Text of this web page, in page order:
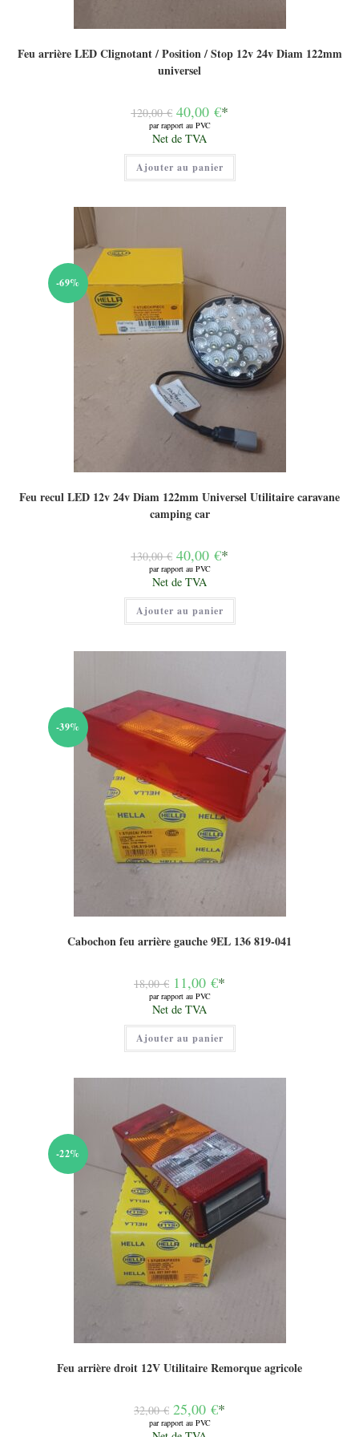
Feu arrière LED Clignotant / Position / Stop 12v 24v Diam 122mm
universel
120,00€ Le
prix
initial
était :
120,00 €.
40,00 €*
par rapport au PVC
Le
prix
actuel
est :
40,00 €.
Net de TVA
Ajouter au panier
-69%
Feu recul LED 12v 24v Diam 122mm Universel Utilitaire caravane
camping car
130,00€ Le
prix
initial
était :
130,00 €.
40,00 €*
par rapport au PVC
Le
prix
actuel
est :
40,00 €.
Net de TVA
Ajouter au panier
-39%
Cabochon feu arrière gauche 9EL 136 819-041
18,00€ Le
prix
initial
était :
18,00 €.
11,00 €*
par rapport au PVC
Le
prix
actuel
est :
11,00 €.
Net de TVA
Ajouter au panier
-22%
Feu arrière droit 12V Utilitaire Remorque agricole
32,00€ Le
prix
initial
25,00 €*
par rapport au PVC
Le